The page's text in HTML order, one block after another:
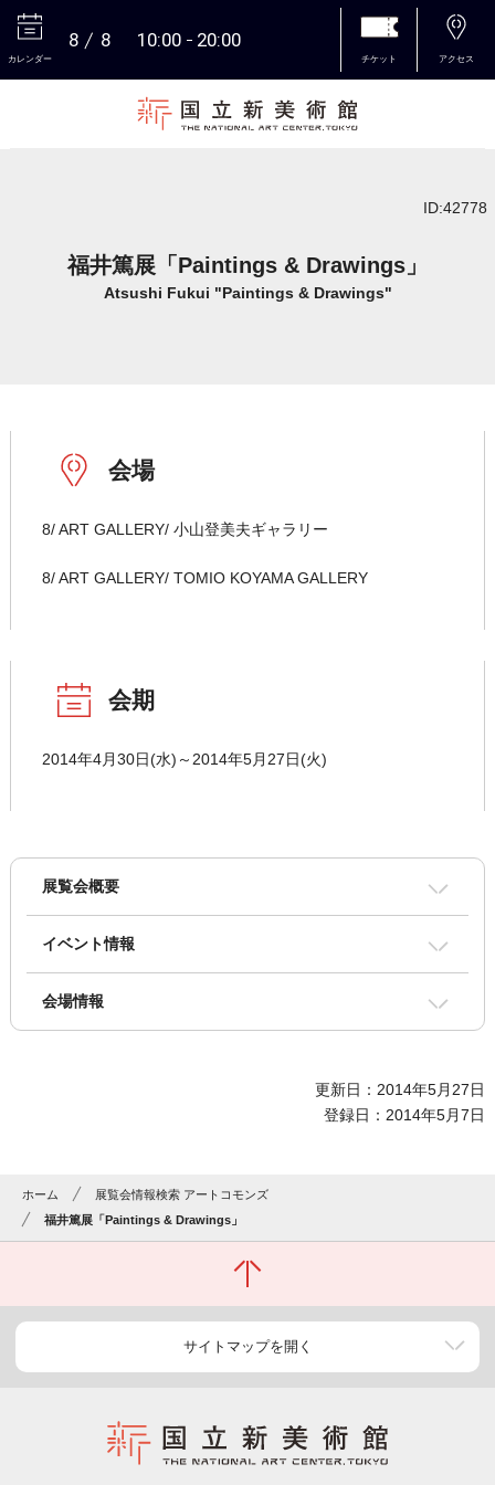
カレンダー
8 8 10:00 20:00
チケット アクセス
ID:42778
福井篤展「Paintings & Drawings」
Atsushi Fukui "Paintings & Drawings"
会場
8/ ART GALLERY/ 小山登美夫ギャラリー
8/ ART GALLERY/ TOMIO KOYAMA GALLERY
会期
2014年4月30日(水)～2014年5月27日(火)
展覧会概要
イベント情報
会場情報
更新日：2014年5月27日
登録日：2014年5月7日
ホーム
展覧会情報検索 アートコモンズ
福井篤展「Paintings & Drawings」
サイトマップを開く